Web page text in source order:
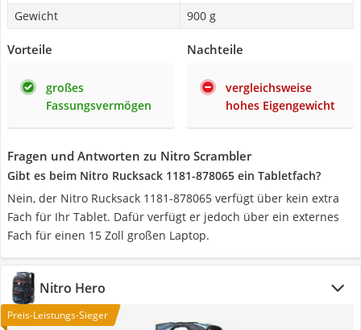
Gewicht
900 g
Vorteile
großes
Fassungsvermögen
Nachteile
vergleichsweise
hohes Eigengewicht
Fragen und Antworten zu Nitro Scrambler
Gibt es beim Nitro Rucksack 1181-878065 ein Tabletfach?
Nein, der Nitro Rucksack 1181-878065 verfügt über kein extra
Fach für Ihr Tablet. Dafür verfügt er jedoch über ein externes
Fach für einen 15 Zoll großen Laptop.
Nitro Hero
Preis-Leistungs-Sieger